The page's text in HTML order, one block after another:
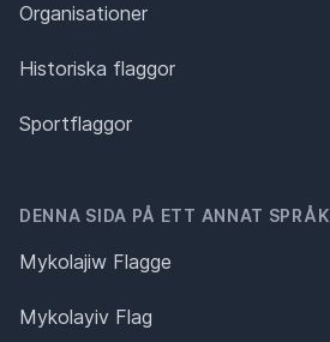
Organisationer
Historiska flaggor
Sportflaggor
DENNA SIDA PÅ ETT ANNAT SPRÅK
Mykolajiw Flagge
Mykolayiv Flag